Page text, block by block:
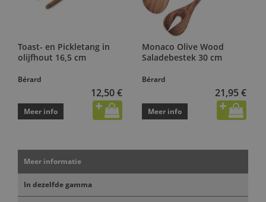
Toast- en Pickletang in
olijfhout 16,5 cm
Bérard
12,50 €
Meer info
Monaco Olive Wood
Saladebestek 30 cm
Bérard
21,95 €
Meer info
Meer informatie
In dezelfde gamma